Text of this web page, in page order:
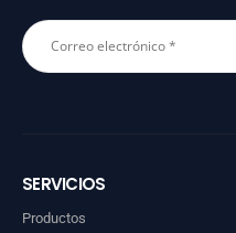
SERVICIOS
Productos